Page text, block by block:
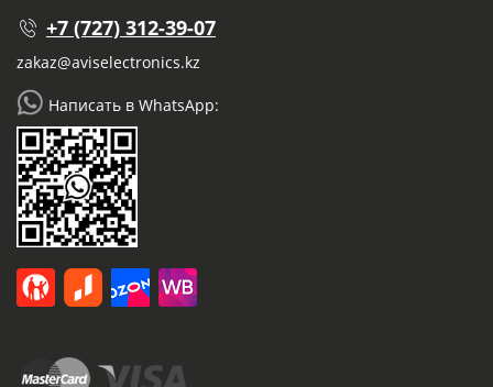
+7 (727) 312-39-07
zakaz@aviselectronics.kz
Написать в WhatsApp: